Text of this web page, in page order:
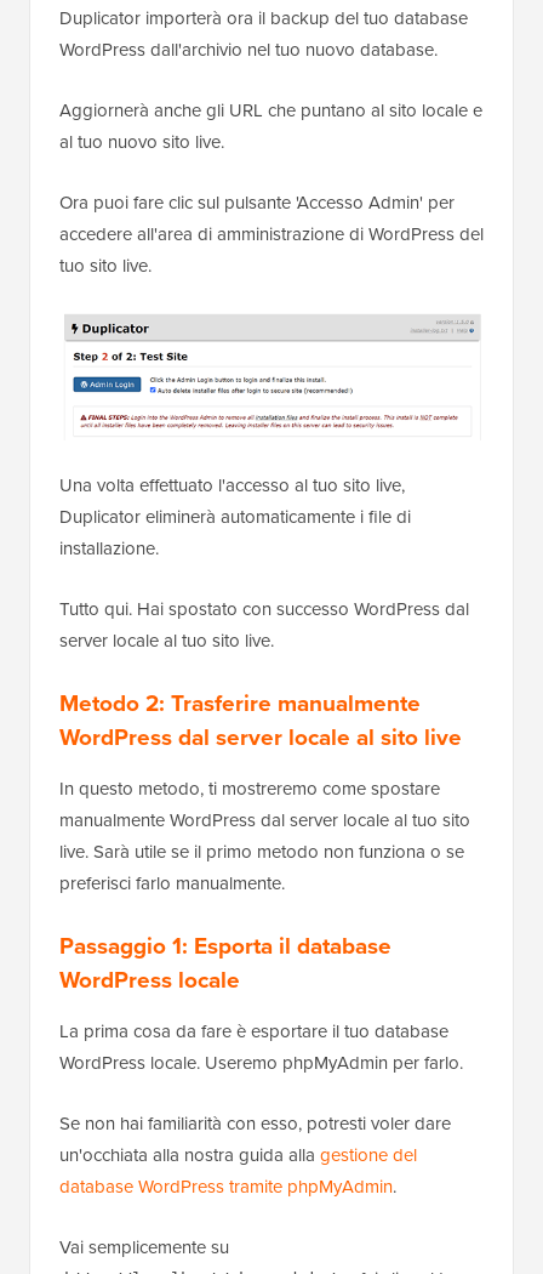
Duplicator importerà ora il backup del tuo database
WordPress dall'archivio nel tuo nuovo database.
Aggiornerà anche gli URL che puntano al sito locale e
al tuo nuovo sito live.
Ora puoi fare clic sul pulsante 'Accesso Admin' per
accedere all'area di amministrazione di WordPress del
tuo sito live.
Una volta effettuato l'accesso al tuo sito live,
Duplicator eliminerà automaticamente i file di
installazione.
Tutto qui. Hai spostato con successo WordPress dal
server locale al tuo sito live.
Metodo 2: Trasferire manualmente
WordPress dal server locale al sito live
In questo metodo, ti mostreremo come spostare
manualmente WordPress dal server locale al tuo sito
live. Sarà utile se il primo metodo non funziona o se
preferisci farlo manualmente.
Passaggio 1: Esporta il database
WordPress locale
La prima cosa da fare è esportare il tuo database
WordPress locale. Useremo phpMyAdmin per farlo.
Se non hai familiarità con esso, potresti voler dare
un'occhiata alla nostra guida alla gestione del
database WordPress tramite phpMyAdmin.
Vai semplicemente su